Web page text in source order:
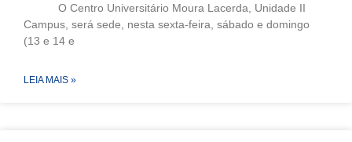
O Centro Universitário Moura Lacerda, Unidade II
Campus, será sede, nesta sexta-feira, sábado e domingo
(13 e 14 e
LEIA MAIS »